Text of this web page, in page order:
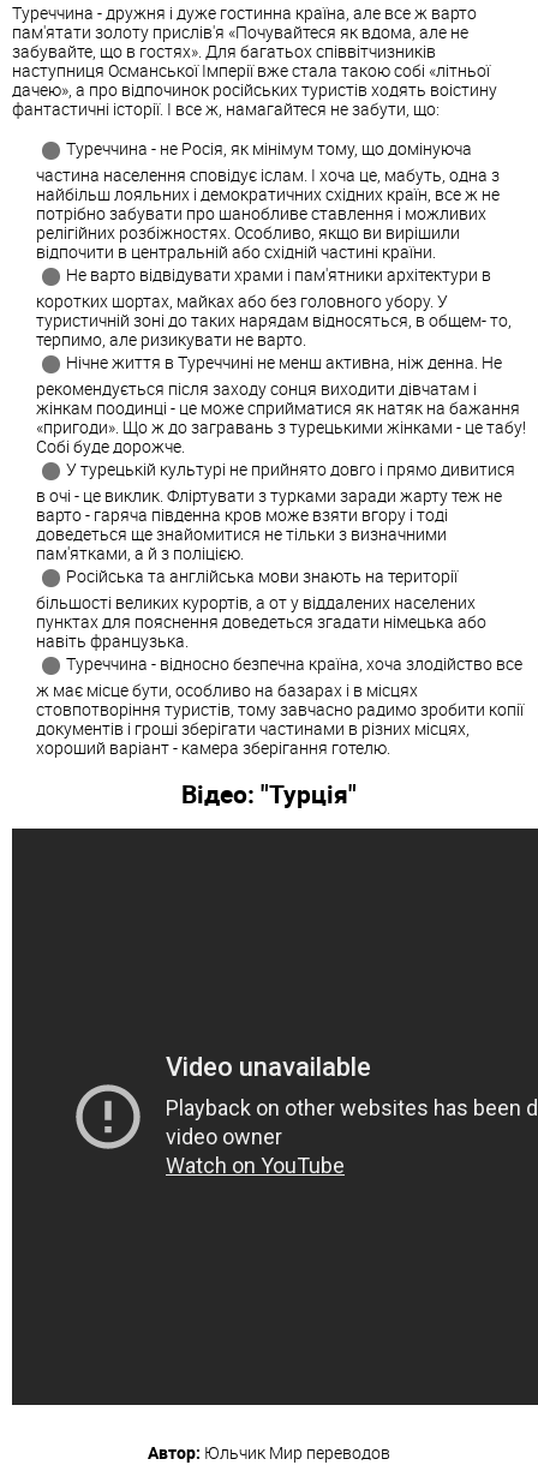
Туреччина - дружня і дуже гостинна країна, але все ж варто
пам'ятати золоту прислів'я «Почувайтеся як вдома, але не
забувайте, що в гостях». Для багатьох співвітчизників
наступниця Османської Імперії вже стала такою собі «літньої
дачею», а про відпочинок російських туристів ходять воістину
фантастичні історії. І все ж, намагайтеся не забути, що:
Туреччина - не Росія, як мінімум тому, що домінуюча
частина населення сповідує іслам. І хоча це, мабуть, одна з
найбільш лояльних і демократичних східних країн, все ж не
потрібно забувати про шанобливе ставлення і можливих
релігійних розбіжностях. Особливо, якщо ви вирішили
відпочити в центральній або східній частині країни.
Не варто відвідувати храми і пам'ятники архітектури в
коротких шортах, майках або без головного убору. У
туристичній зоні до таких нарядам відносяться, в общем- то,
терпимо, але ризикувати не варто.
Нічне життя в Туреччині не менш активна, ніж денна. Не
рекомендується після заходу сонця виходити дівчатам і
жінкам поодинці - це може сприйматися як натяк на бажання
«пригоди». Що ж до загравань з турецькими жінками - це табу!
Собі буде дорожче.
У турецькій культурі не прийнято довго і прямо дивитися
в очі - це виклик. Фліртувати з турками заради жарту теж не
варто - гаряча південна кров може взяти вгору і тоді
доведеться ще знайомитися не тільки з визначними
пам'ятками, а й з поліцією.
Російська та англійська мови знають на території
більшості великих курортів, а от у віддалених населених
пунктах для пояснення доведеться згадати німецька або
навіть французька.
Туреччина - відносно безпечна країна, хоча злодійство все
ж має місце бути, особливо на базарах і в місцях
стовпотворіння туристів, тому завчасно радимо зробити копії
документів і гроші зберігати частинами в різних місцях,
хороший варіант - камера зберігання готелю.
Відео: "Турція"
Автор: Юльчик Мир переводов